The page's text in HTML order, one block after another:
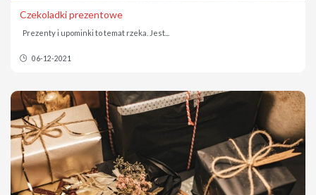
Czekoladki prezentowe
Prezenty i upominki to temat rzeka. Jest...
06-12-2021